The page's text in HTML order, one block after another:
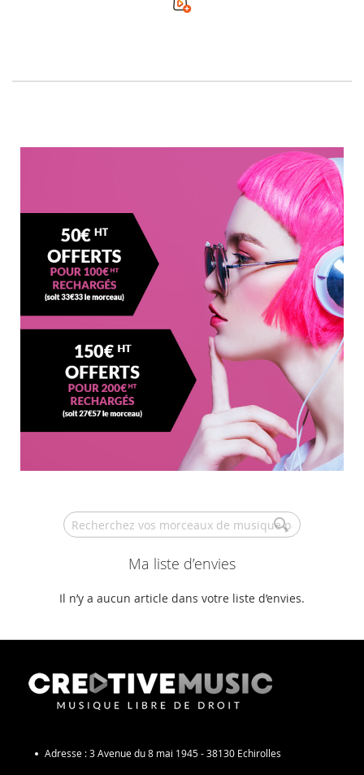
Ma liste d’envies
Il n’y a aucun article dans votre liste d’envies.
Adresse :3 Avenue du 8 mai 1945 - 38130 Echirolles